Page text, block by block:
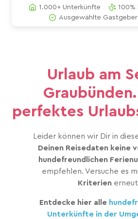
1.000+ Unterkünfte
100%
Ausgewählte
Urlaub am
perfektes
Leider können wir Dir in
Deinen Reisedaten keine
hundefreundlichen
empfehlen. Versuche es
Kriterien
Entdecke hier alle
Unterkünfte in der